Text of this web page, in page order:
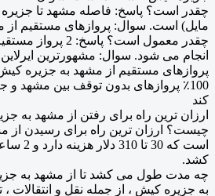
مایل) است. سوال: پروازهای مستقیم
چقدر معمول است؟
انجام می شود. سوال: مشهورترین
پروازهای مستقیم از مشهد به جزیره کیش
100٪ پروازهای بدون توقف بین مشهد
کند
ارزان ترین راه برای رفتن از مشهد به
چیست؟ ارزان ترین راه برای رسیدن از
کشد.
چه مدت طول می کشد تا از مشهد به